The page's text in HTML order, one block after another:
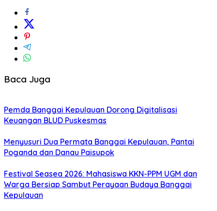
Baca Juga
Pemda Banggai Kepulauan Dorong Digitalisasi
Keuangan BLUD Puskesmas
Menyusuri Dua Permata Banggai Kepulauan, Pantai
Poganda dan Danau Paisupok
Festival Seasea 2026: Mahasiswa KKN-PPM UGM dan
Warga Bersiap Sambut Perayaan Budaya Banggai
Kepulauan